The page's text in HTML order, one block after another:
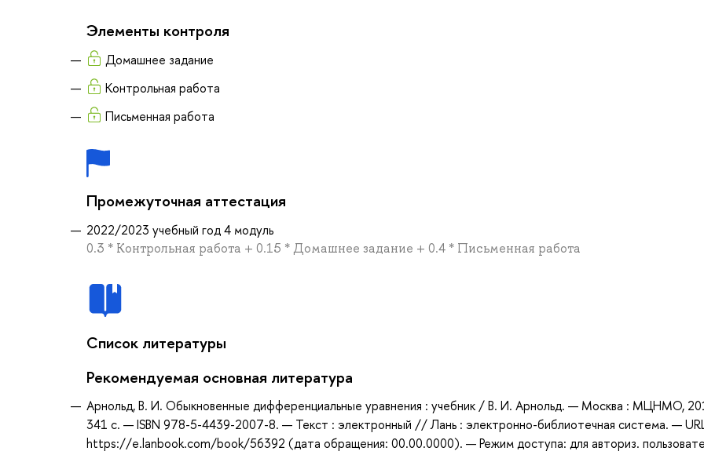
Элементы контроля
Домашнее задание
Контрольная работа
Письменная работа
Промежуточная аттестация
2022/2023 учебный год 4 модуль
0.3 * Контрольная работа + 0.15 * Домашнее задание + 0.4 * Письменная работа
Список литературы
Рекомендуемая основная литература
Арнольд, В. И. Обыкновенные дифференциальные уравнения : учебник / В. И. Арнольд. — Москва : МЦНМО,
341 с. — ISBN 978-5-4439-2007-8. — Текст : электронный // Лань : электронно-библиотечная система. —
https://e.lanbook.com/book/56392 (дата обращения: 00.00.0000). — Режим доступа: для авториз.